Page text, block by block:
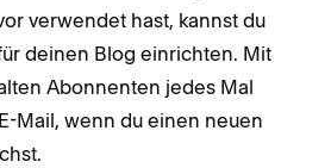
verwendet hast, kannst du
deinen Blog einrichten. Mit
Abonnenten jedes Mal
Mail, wenn du einen neuen